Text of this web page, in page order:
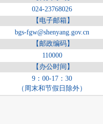
024-23768026
【电子邮箱】
bgs-fgw@shenyang.gov.cn
【邮政编码】
110000
【办公时间】
9：00-17：30
（周末和节假日除外）